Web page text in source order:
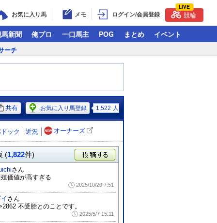
お気に入り馬 メモ ログイン/会員登録
LIVE
競輪
新聞 俺プロ 一口馬主 POG まとめ イベント
ーチ
共有 お気に入り馬登録 1,522 人
ック 近況 オーナーズ
(1,822件)
投稿する
さん
価値が高すぎる
2025/10/29 7:51
さん
不受胎とのことです。
2025/5/7 15:11